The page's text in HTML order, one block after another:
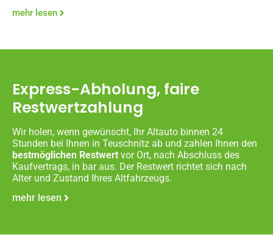
mehr lesen
Express-Abholung, faire
Restwertzahlung
Wir holen, wenn gewünscht, Ihr Altauto binnen 24
Stunden bei Ihnen in Teuschnitz ab und zahlen Ihnen den
bestmöglichen Restwert vor Ort, nach Abschluss des
Kaufvertrags, in bar aus. Der Restwert richtet sich nach
Alter und Zustand Ihres Altfahrzeugs.
mehr lesen